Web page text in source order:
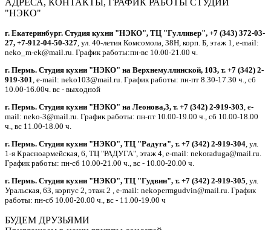
АДРЕСА, КОНТАКТЫ, ГРАФИК РАБОТЫ СТУДИЙ
"НЭКО"
г. Екатеринбург. Студия кухни "НЭКО", ТЦ "Гулливер", +7 (343) 372-03-
27, +7-912-04-50-327, ул. 40-летия Комсомола, 38Н, корп. Б, этаж 1, e-mail:
neko_m-ek@mail.ru. График работы:пн-вс 10.00-21.00 ч.
г. Пермь. Студия кухни "НЭКО" на Верхнемуллинской, 103, т. +7 (342) 2-
919-301, e-mail: neko103@mail.ru. График работы: пн-пт 8.30-17.30 ч., сб
10.00-16.00ч. вс - выходной
г. Пермь. Студия кухни "НЭКО" на Леонова,3, т. +7 (342) 2-919-303, e-
mail: neko-3@mail.ru. График работы: пн-пт 10.00-19.00 ч., сб 10.00-18.00
ч., вс 11.00-18.00 ч.
г. Пермь. Студия кухни "НЭКО", ТЦ "Радуга", т. +7 (342) 2-919-304, ул.
1-я Красноармейская, 6, ТЦ "РАДУГА", этаж 4, e-mail: nekoraduga@mail.ru.
График работы: пн-cб 10.00-21.00 ч., вс - 10.00-20.00 ч.
г. Пермь. Студия кухни "НЭКО", ТЦ "Гудвин", т. +7 (342) 2-919-305, ул.
Уральская, 63, корпус 2, этаж 2 , e-mail: nekopermgudvin@mail.ru. График
работы: пн-cб 10.00-20.00 ч., вс - 11.00-19.00 ч
БУДЕМ ДРУЗЬЯМИ